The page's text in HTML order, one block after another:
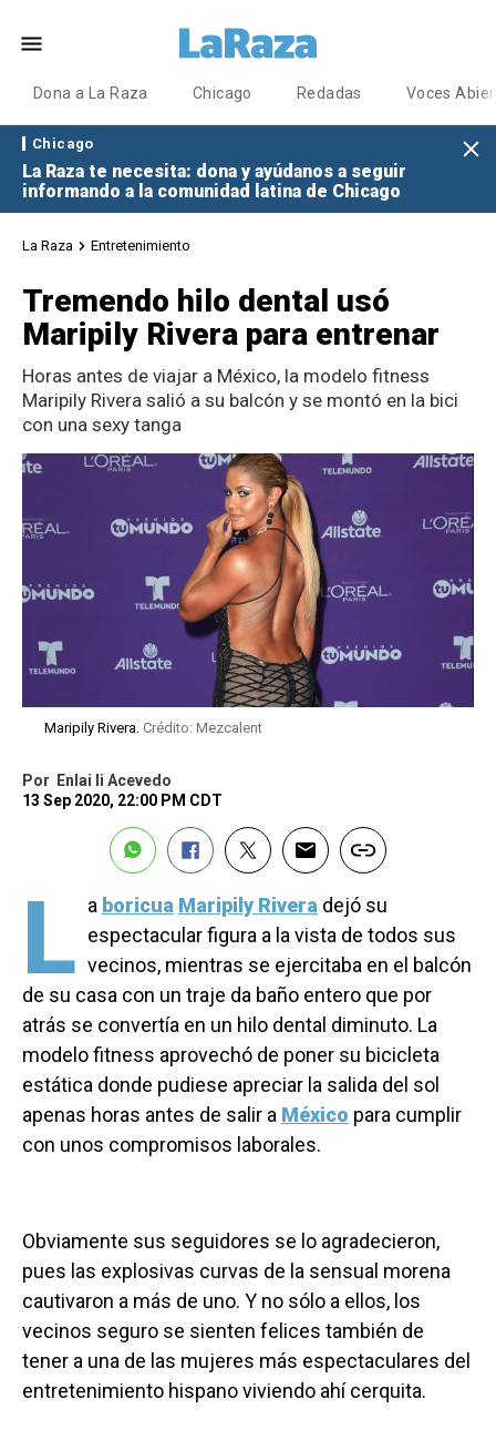
Dona a La Raza Chicago Redadas Voces
Chicago
La Raza te necesita: dona y ayúdanos a seguir
informando a la comunidad latina de Chicago
La Raza Entretenimiento
Tremendo hilo dental usó
Maripily Rivera para entrenar
Horas antes de viajar a México, la modelo fitness
Maripily Rivera salió a su balcón y se montó en la bici
con una sexy tanga
Maripily Rivera. Crédito: Mezcalent
Por
Enlai li Acevedo
13 Sep 2020, 22:00 PM CDT
L a boricua Maripily Rivera dejó su
espectacular figura a la vista de todos sus
vecinos, mientras se ejercitaba en el balcón
de su casa con un traje da baño entero que por
atrás se convertía en un hilo dental diminuto. La
modelo fitness aprovechó de poner su bicicleta
estática donde pudiese apreciar la salida del sol
apenas horas antes de salir a México para cumplir
con unos compromisos laborales.
Obviamente sus seguidores se lo agradecieron,
pues las explosivas curvas de la sensual morena
cautivaron a más de uno. Y no sólo a ellos, los
vecinos seguro se sienten felices también de
tener a una de las mujeres más espectaculares del
entretenimiento hispano viviendo ahí cerquita.